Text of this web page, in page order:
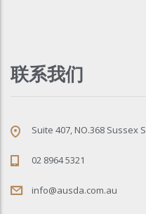
联系我们
Suite 407, NO.368 Sussex
02 8964 5321
info@ausda.com.au